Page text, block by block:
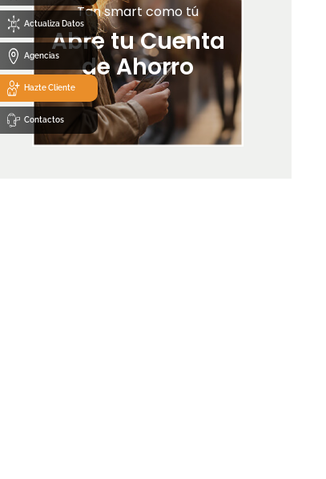
Actualiza Datos
Agencias
Hazte Cliente
Contactos
Tan smart como tú
Abre tu Cuenta
de Ahorro